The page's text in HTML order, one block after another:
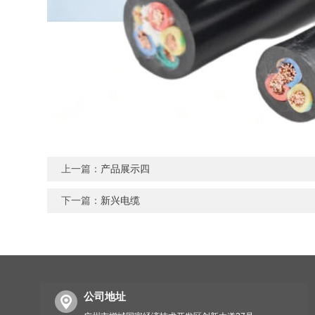
上一篇： 产品展示四
下一篇： 新兴电缆
公司地址